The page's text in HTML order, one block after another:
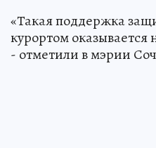
«Такая поддержка
курортом оказывается
- отметили в мэрии